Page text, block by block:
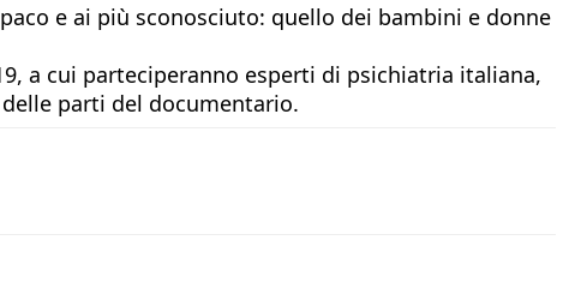
e ai più sconosciuto: quello dei bambini e donne
a cui parteciperanno esperti di psichiatria italiana,
parti del documentario.